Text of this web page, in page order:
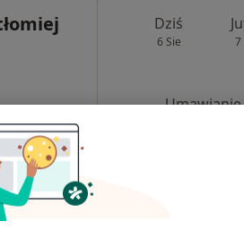
4
Bolesława Krzywoustego 9-10 CHR Kupiec 1 piętro, Szczecin Mapa
Dziś
6 Sie 7